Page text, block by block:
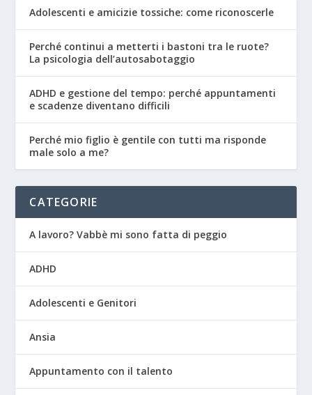
Adolescenti e amicizie tossiche: come riconoscerle
Perché continui a metterti i bastoni tra le ruote?
La psicologia dell’autosabotaggio
ADHD e gestione del tempo: perché appuntamenti
e scadenze diventano difficili
Perché mio figlio è gentile con tutti ma risponde
male solo a me?
CATEGORIE
A lavoro? Vabbè mi sono fatta di peggio
ADHD
Adolescenti e Genitori
Ansia
Appuntamento con il talento